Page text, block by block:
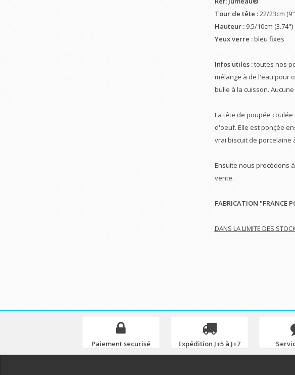
Tour de tête :22/23cm
Hauteur :9.5/10cm
Yeux verre :bleu fixes
Infos utiles :toutes nos
mélange à de l'eau pour
bulle à la cuisson.
La tête de poupée
d'oeuf. Elle est ponçée
vrai biscuit de porcelaine
Ensuite nous procédons
vente.
FABRICATION "FRANCE
DANS LA LIMITE DES
Paiement securisé Expédition J+5 à J+7